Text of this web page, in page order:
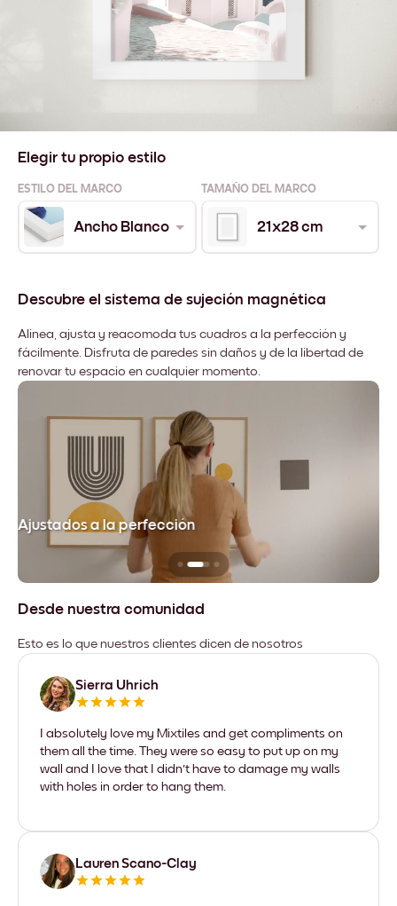
Elegir tu propio estilo
ESTILO DEL MARCO TAMAÑO DEL MARCO
Ancho Blanco 21x28 cm
Descubre el sistema de sujeción magnética
Alinea, ajusta y reacomoda tus cuadros a la perfección y
fácilmente. Disfruta de paredes sin daños y de la libertad de
renovar tu espacio en cualquier momento.
Ajustados a la perfección
Desde nuestra comunidad
Esto es lo que nuestros clientes dicen de nosotros
Sierra Uhrich
I absolutely love my Mixtiles and get compliments on
them all the time. They were so easy to put up on my
wall and I love that I didn't have to damage my walls
with holes in order to hang them.
Lauren Scano-Clay